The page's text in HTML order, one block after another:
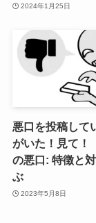
2024年1月25日
悪口を投稿して
がいた！見て
の悪口: 特徴と
ぶ
2023年5月8日